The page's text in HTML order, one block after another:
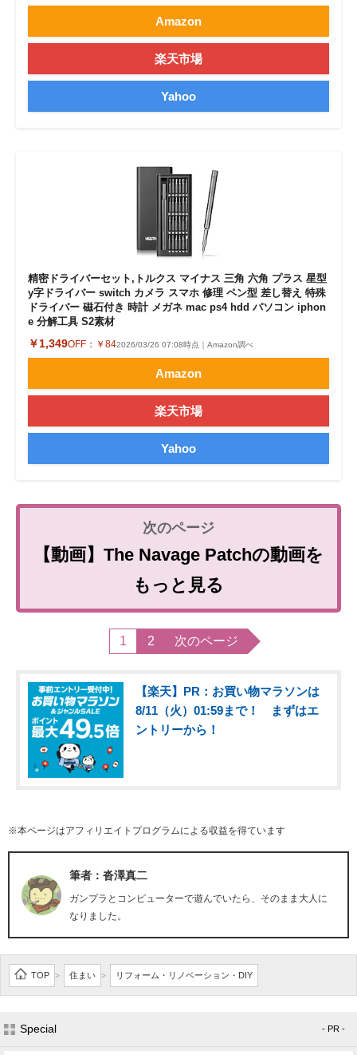
Amazon
楽天市場
Yahoo
精密ドライバーセット,トルクス マイナス 三角 六角 プラス 星型
y字ドライバー switch カメラ スマホ 修理 ペン型 差し替え 特殊
ドライバー 磁石付き 時計 メガネ mac ps4 hdd パソコン iphon
e 分解工具 S2素材
￥1,349OFF： ￥842026/03/26 07:08時点｜Amazon調べ
Amazon
楽天市場
Yahoo
【動画】The Navage Patchの動画を
もっと見る
1 2 次のページ
【楽天】PR：お買い物マラソンは
8/11（火）01:59まで！ まずはエ
ントリーから！
※本ページはアフィリエイトプログラムによる収益を得ています
筆者：沓澤真二
ガンプラとコンピューターで遊んでいたら、そのまま大人に
なりました。
TOP > 住まい > リフォーム・リノベーション・DIY
Special - PR -